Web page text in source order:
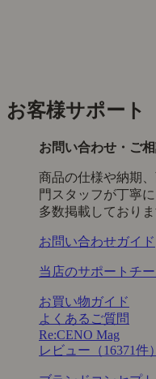
お客様サポート
お問い合わせ・ご
商品の仕様や納期
門スタッフが丁寧
多数掲載しておりま
お問い合わせガイド
当店のサポートチ
お買い物ガイド
よくあるご質問
Re:CENO Mag
レビュー（16371件）